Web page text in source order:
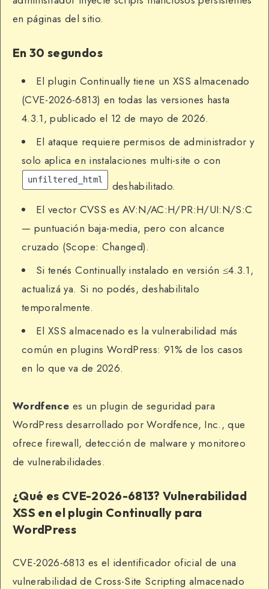
en páginas del sitio.
En 30 segundos
El plugin Continually tiene un XSS almacenado
(CVE-2026-6813) en todas las versiones hasta
4.3.1, publicado el 12 de mayo de 2026.
El ataque requiere permisos de administrador y
solo aplica en instalaciones multi-site o con
unfiltered_html
deshabilitado.
El vector CVSS es AV:N/AC:H/PR:H/UI:N/S:C
— puntuación baja-media, pero con alcance
cruzado (Scope: Changed).
Si tenés Continually instalado en versión ≤4.3.1,
actualizá ya. Si no podés, deshabilitalo
temporalmente.
El XSS almacenado es la vulnerabilidad más
común en plugins WordPress: 91% de los casos
en lo que va de 2026.
Wordfence es un plugin de seguridad para
WordPress desarrollado por Wordfence, Inc., que
ofrece firewall, detección de malware y monitoreo
de vulnerabilidades.
¿Qué es CVE-2026-6813? Vulnerabilidad
XSS en el plugin Continually para
WordPress
CVE-2026-6813 es el identificador oficial de una
vulnerabilidad de Cross-Site Scripting almacenado